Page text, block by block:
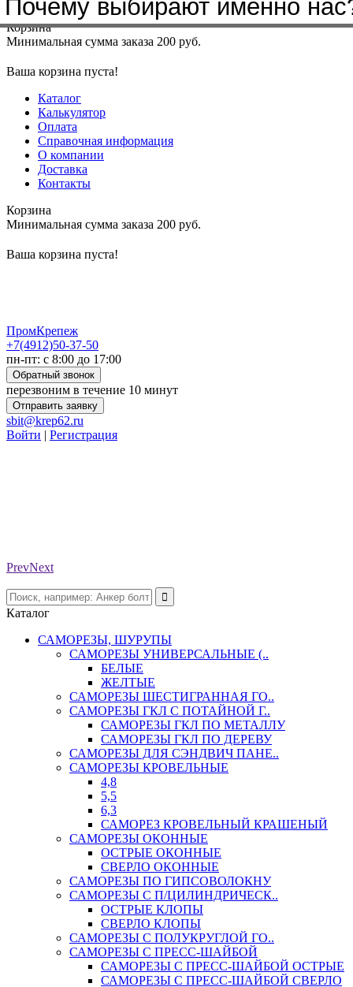
Меню+7(4912)50-37-50sbit@krep62.ru
Корзина
Минимальная сумма заказа 200 руб.
Ваша корзина пуста!
Каталог
Калькулятор
Оплата
Справочная информация
О компании
Доставка
Контакты
Корзина
Минимальная сумма заказа 200 руб.
Ваша корзина пуста!
ПромКрепеж
+7(4912)50-37-50
пн-пт: с 8:00 до 17:00
Обратный звонок
перезвоним в течение 10 минут
Отправить заявку
sbit@krep62.ru
Войти | Регистрация
PrevNext
Каталог
САМОРЕЗЫ, ШУРУПЫ
САМОРЕЗЫ УНИВЕРСАЛЬНЫЕ (..
БЕЛЫЕ
ЖЕЛТЫЕ
САМОРЕЗЫ ШЕСТИГРАННАЯ ГО..
САМОРЕЗЫ ГКЛ С ПОТАЙНОЙ Г..
САМОРЕЗЫ ГКЛ ПО МЕТАЛЛУ
САМОРЕЗЫ ГКЛ ПО ДЕРЕВУ
САМОРЕЗЫ ДЛЯ СЭНДВИЧ ПАНЕ..
САМОРЕЗЫ КРОВЕЛЬНЫЕ
4,8
5,5
6,3
САМОРЕЗ КРОВЕЛЬНЫЙ КРАШЕНЫЙ
САМОРЕЗЫ ОКОННЫЕ
ОСТРЫЕ ОКОННЫЕ
СВЕРЛО ОКОННЫЕ
САМОРЕЗЫ ПО ГИПСОВОЛОКНУ
САМОРЕЗЫ С П/ЦИЛИНДРИЧЕСК..
ОСТРЫЕ КЛОПЫ
СВЕРЛО КЛОПЫ
САМОРЕЗЫ С ПОЛУКРУГЛОЙ ГО..
САМОРЕЗЫ С ПРЕСС-ШАЙБОЙ
САМОРЕЗЫ С ПРЕСС-ШАЙБОЙ ОСТРЫЕ
САМОРЕЗЫ С ПРЕСС-ШАЙБОЙ СВЕРЛО
Почему выбирают именно